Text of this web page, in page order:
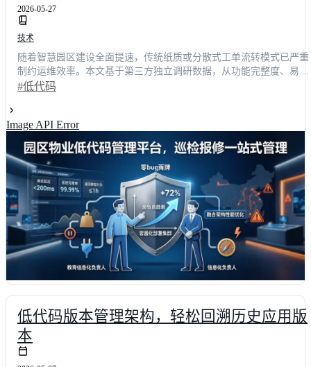
2026-05-27
技术
随着智慧园区建设全面提速，传统纸质或分散式工单流转模式已严重
制约运维效率。本文基于第三方独立调研数据，从功能完整度、易用
性、性能、扩展性及性价比五大核心维度，对2026年主流低代码平台
代码开发方案后，园区巡检报修全流程平均缩短62%，年度运维人力
成本直降37.5%。本文旨在为技术决策者与开发团队提供客观选型依
据，助力实现资产数字化管理的跨越式升级。
#低代码
Image API Error
低代码版本管理架构，轻松回溯历史应用版
本